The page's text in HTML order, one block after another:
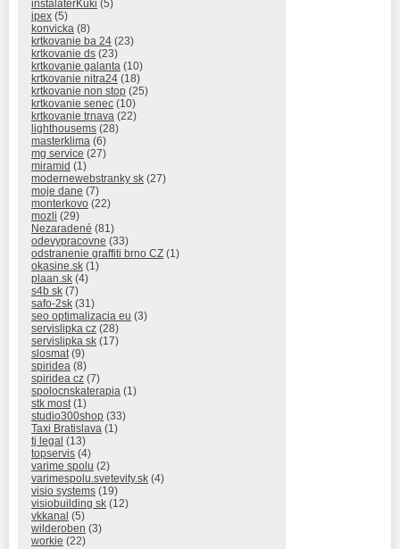
instalaterKuki (5)
ipex (5)
konvicka (8)
krtkovanie ba 24 (23)
krtkovanie ds (23)
krtkovanie galanta (10)
krtkovanie nitra24 (18)
krtkovanie non stop (25)
krtkovanie senec (10)
krtkovanie trnava (22)
lighthousems (28)
masterklima (6)
mg service (27)
miramid (1)
modernewebstranky sk (27)
moje dane (7)
monterkovo (22)
mozli (29)
Nezaradené (81)
odevypracovne (33)
odstranenie graffiti brno CZ (1)
okasine.sk (1)
plaan.sk (4)
s4b sk (7)
safo-2sk (31)
seo optimalizacia eu (3)
servislipka cz (28)
servislipka sk (17)
slosmat(9)
spiridea (8)
spiridea cz (7)
spolocnskaterapia (1)
stk most(1)
studio300shop (33)
Taxi Bratislava (1)
tj legal (13)
topservis (4)
varime spolu (2)
varimespolu.svetevity.sk (4)
visio systems (19)
visiobuilding sk (12)
vkkanal (5)
wilderoben (3)
workie (22)